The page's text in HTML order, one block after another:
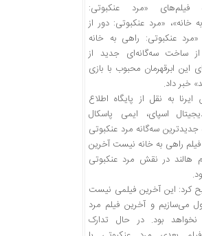
فیلم‌های «مرد عنکبوتی:
خانه»، «مرد عنکبوتی: دور از
عنکبوتی: راهی به خانه
ساخت سه‌گانه‌ای جدید از
این ابرقهرمان محبوب با بازی
خبر داد.
به نقل از پایگاه اطلاع
اسپای، ایمی پاسکال
جدیدترین سه‌گانه مرد عنکبوتی
فیلم راهی به خانه نیست آخرین
هالند در نقش مرد عنکبوتی
کرد: این آخرین فیلمی نیست
می‌سازیم و آخرین فیلم مرد
نخواهد بود. در حال تدارک